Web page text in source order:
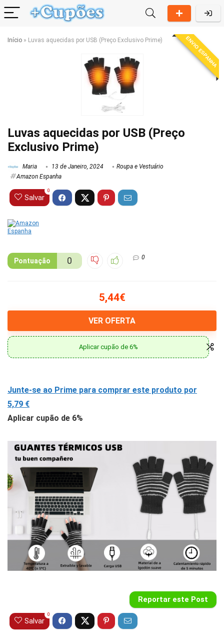
Início » Luvas aquecidas por USB (Preço Exclusivo Prime) ENVIO ESPANHA
Luvas aquecidas por USB (Preço
Exclusivo Prime)
Maria 13 de Janeiro, 2024
Roupa e Vestuário
Amazon Espanha
Salvar
0
Pontuação 0 0
5,44€
VER OFERTA
Aplicar cupão de 6%
Junte-se ao Prime para comprar este produto por
5,79 €
Aplicar cupão de 6%
Reportar este Post
Salvar
0